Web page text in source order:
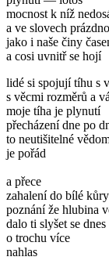
mocnost k níž
a ve slovech
jako i naše činy
a cosi uvnitř se hojí
lidé si spojují tíhu s
s věcmi rozměrů a
moje tíha je plynutí
přecházení dne po
to neutišitelné
je pořád
a přece
zahalení do bílé kůry
poznání že hlubina
dalo ti slyšet se dnes
o trochu více
nahlas